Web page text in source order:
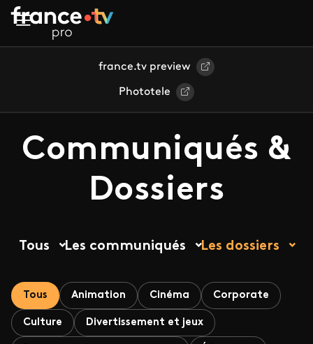
Aller au contenu principal
france.tv preview
Phototele
Communiqués &
Dossiers
Tous Les communiqués Les dossiers
Tous Animation Cinéma Corporate
Culture Divertissement et jeux